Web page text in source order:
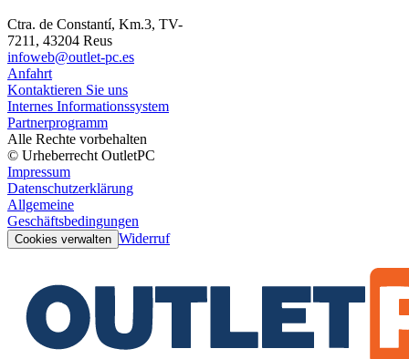
Ctra. de Constantí, Km.3, TV-
7211, 43204 Reus
infoweb@outlet-pc.es
Anfahrt
Kontaktieren Sie uns
Internes Informationssystem
Partnerprogramm
Alle Rechte vorbehalten
© Urheberrecht OutletPC
Impressum
Datenschutzerklärung
Allgemeine
Geschäftsbedingungen
Cookies verwalten Widerruf